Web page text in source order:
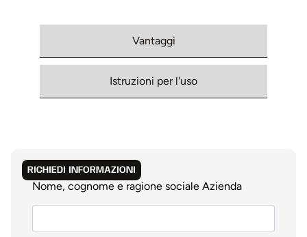
Vantaggi
Istruzioni per l'uso
RICHIEDI INFORMAZIONI
Nome, cognome e ragione sociale Azienda